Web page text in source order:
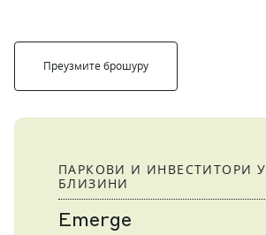
Преузмите брошуру
ПАРКОВИ И ИНВЕСТИТОРИ У
БЛИЗИНИ
Emerge